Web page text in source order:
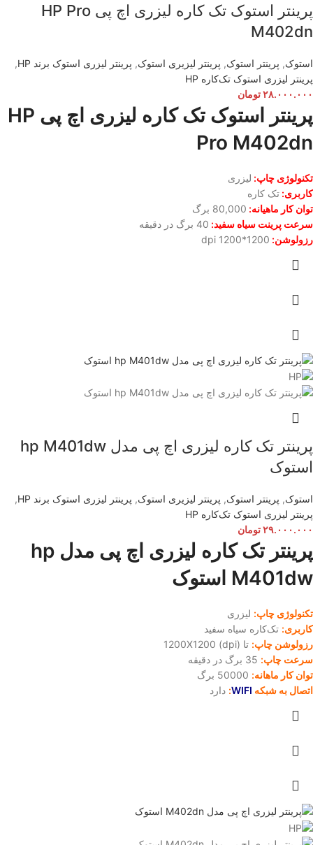
پرینتر استوک تک کاره لیزری اچ پی HP Pro
M402dn
استوک, پرینتر استوک, پرینتر لیزیری استوک, پرینتر لیزری استوک برند HP
,
پرینتر لیزری استوک تک‌کار‌ه HP
۲۸.۰۰۰.۰۰۰تومان
پرینتر استوک تک کاره لیزری اچ پی HP
Pro M402dn
تکنولوژی چاپ: لیزری
کاربری: تک کاره
توان کار ماهیانه: 80,000 برگ
سرعت پرینت سیاه سفید: 40 برگ در دقیقه
رزولوشن: 1200*1200 dpi
پرینتر تک کاره لیزری اچ پی مدل hp M401dw
استوک
استوک, پرینتر استوک, پرینتر لیزیری استوک, پرینتر لیزری استوک برند HP
,
پرینتر لیزری استوک تک‌کار‌ه HP
۲۹.۰۰۰.۰۰۰تومان
پرینتر تک کاره لیزری اچ پی مدل hp
M401dw استوک
تکنولوژی چاپ: لیزری
کاربری: تک‌کاره سیاه سفید
رزولوشن چاپ: تا 1200X1200 (dpi)
سرعت چاپ:
توان کار ماهانه:
اتصال به شبکه WIFI
: دارد